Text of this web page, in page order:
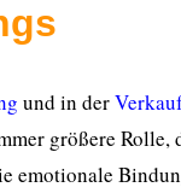
und in der
größere Rolle,
emotionale